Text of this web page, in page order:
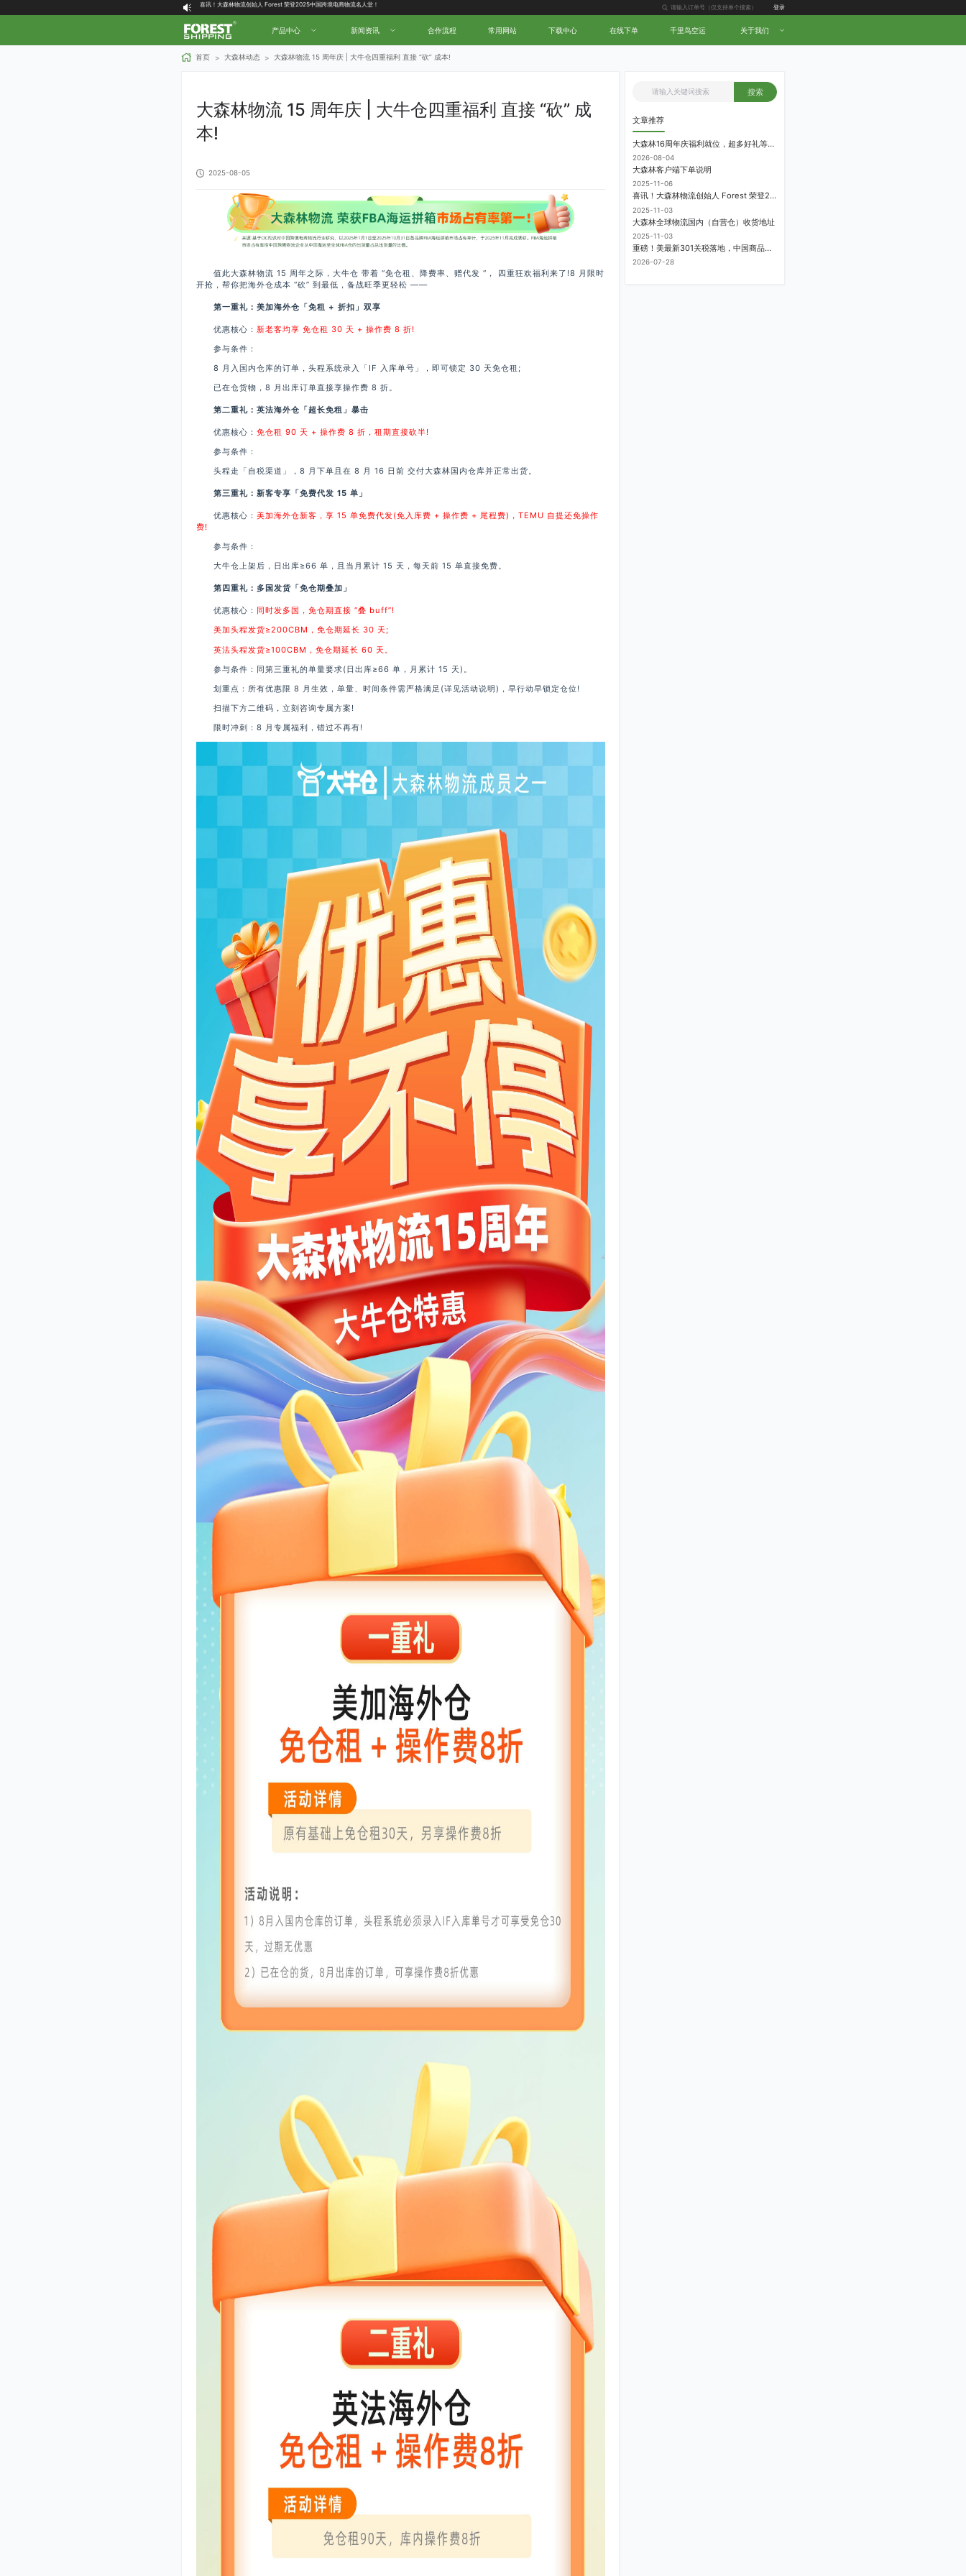
大森林全球物流国内（自营仓）收货地址
大森林16周年庆福利就位，超多好礼等你拿！
登录
产品中心 新闻资讯 合作流程 常用网站 下载中心 在线下单 千里鸟空运 关于我们
首页 > 大森林动态 > 大森林物流 15 周年庆 | 大牛仓四重福利 直接 “砍” 成本!
大森林物流 15 周年庆 | 大牛仓四重福利 直接 “砍” 成
本!
2025-08-05
值此大森林物流 15 周年之际，大牛仓 带着 “免仓租、降费率、赠代发 “， 四重狂欢福利来了!8 月限时
开抢，帮你把海外仓成本 “砍” 到最低，备战旺季更轻松 ——
第一重礼：美加海外仓「免租 + 折扣」双享
优惠核心： 新老客均享 免仓租 30 天 + 操作费 8 折!
参与条件：
8 月入国内仓库的订单，头程系统录入「IF 入库单号」，即可锁定 30 天免仓租;
已在仓货物，8 月出库订单直接享操作费 8 折。
第二重礼：英法海外仓「超长免租」暴击
优惠核心： 免仓租 90 天 + 操作费 8 折，租期直接砍半!
参与条件：
头程走「自税渠道」，8 月下单且在 8 月 16 日前 交付大森林国内仓库并正常出货。
第三重礼：新客专享「免费代发 15 单」
优惠核心： 美加海外仓新客，享 15 单免费代发(免入库费 + 操作费 + 尾程费)，TEMU 自提还免操作
费!
参与条件：
大牛仓上架后，日出库≥66 单，且当月累计 15 天，每天前 15 单直接免费。
第四重礼：多国发货「免仓期叠加」
优惠核心： 同时发多国，免仓期直接 “叠 buff”!
美加头程发货≥200CBM，免仓期延长 30 天;
英法头程发货≥100CBM，免仓期延长 60 天。
参与条件：同第三重礼的单量要求(日出库≥66 单，月累计 15 天)。
划重点：所有优惠限 8 月生效，单量、时间条件需严格满足(详见活动说明)，早行动早锁定仓位!
扫描下方二维码，立刻咨询专属方案!
限时冲刺：8 月专属福利，错过不再有!
搜索
文章推荐
大森林16周年庆福利就位，超多好礼等你拿！
2026-08-04
大森林客户端下单说明
2025-11-06
喜讯！大森林物流创始人 Forest 荣登2025中国跨境电商物流名人堂！
2025-11-03
大森林全球物流国内（自营仓）收货地址
2025-11-03
重磅！美最新301关税落地，中国商品加征12.5%！
2026-07-28